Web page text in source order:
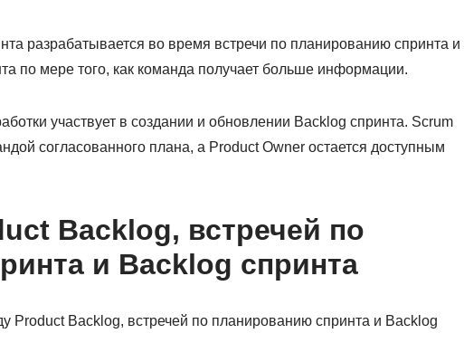
разрабатывается во время встречи по планированию спринта и
по мере того, как команда получает больше информации.
участвует в создании и обновлении Backlog спринта. Scrum
согласованного плана, а Product Owner остается доступным
Backlog, встречей по
и Backlog спринта
Product Backlog, встречей по планированию спринта и Backlog